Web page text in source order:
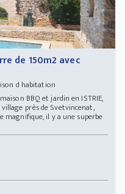
de 150m2 avec
d habitation
BBQ et jardin en ISTRIE,
village près de Svetvincenat,
magnifique, il y a une superbe